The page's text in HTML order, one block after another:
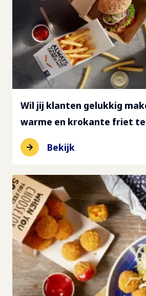
Wil jij klanten gelukkig
warme en krokante friet te
Bekijk